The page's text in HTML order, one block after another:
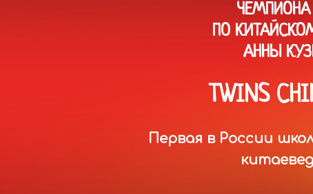
ПО
АННЫ
TWINS
Первая в России